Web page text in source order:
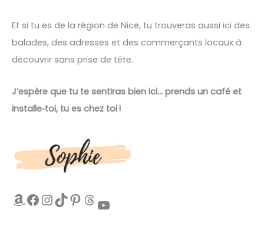
Et si tu es de la région de Nice, tu trouveras aussi ici des
balades, des adresses et des commerçants locaux à
découvrir sans prise de tête.
J’espère que tu te sentiras bien ici… prends un café et
installe‑toi, tu es chez toi !
Amazon Facebook InstagramTikTok Pinterest Threads YouTube